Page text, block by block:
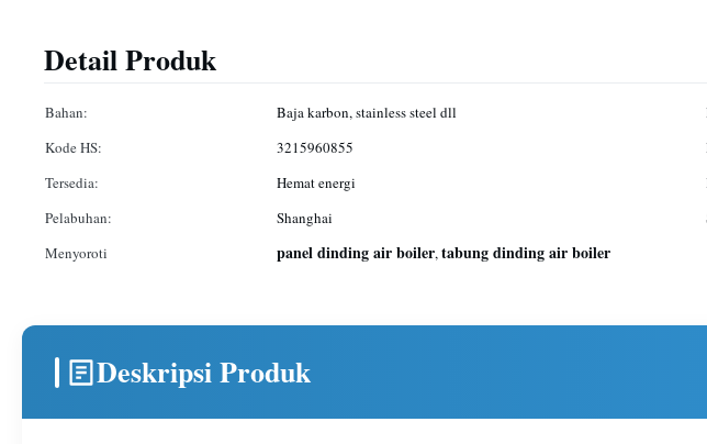
Detail Produk
Bahan: Baja karbon, stainless steel dll
Kode HS:
3215960855
Tersedia:
Hemat energi
Pelabuhan:
Shanghai
Menyoroti
panel dinding air boiler,tabung dinding air boiler
Deskripsi Produk